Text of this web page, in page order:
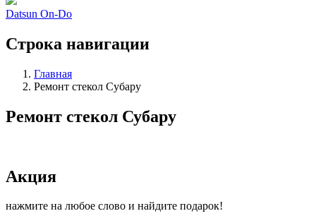
Datsun On-Do
Строка навигации
Главная
Ремонт стекол Субару
Ремонт стекол Субару
Акция
нажмите на любое слово и найдите подарок!